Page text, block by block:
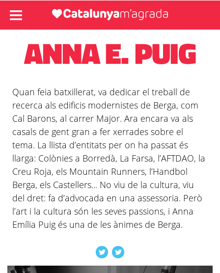
ANNA E. PUIG
Quan feia batxillerat, va dedicar el treball de
recerca als edificis modernistes de Berga, com
Cal Barons, al carrer Major. Ara encara va als
casals de gent gran a fer xerrades sobre el
tema. La llista d’entitats per on ha passat és
llarga: Colònies a Borredà, La Farsa, l’AFTDAO, la
Creu Roja, els Mountain Runners, l’Handbol
Berga, els Castellers... No viu de la cultura, viu
del dret: fa d’advocada en una assessoria. Però
l’art i la cultura són les seves passions, i Anna
Emília Puig és una de les ànimes de Berga.